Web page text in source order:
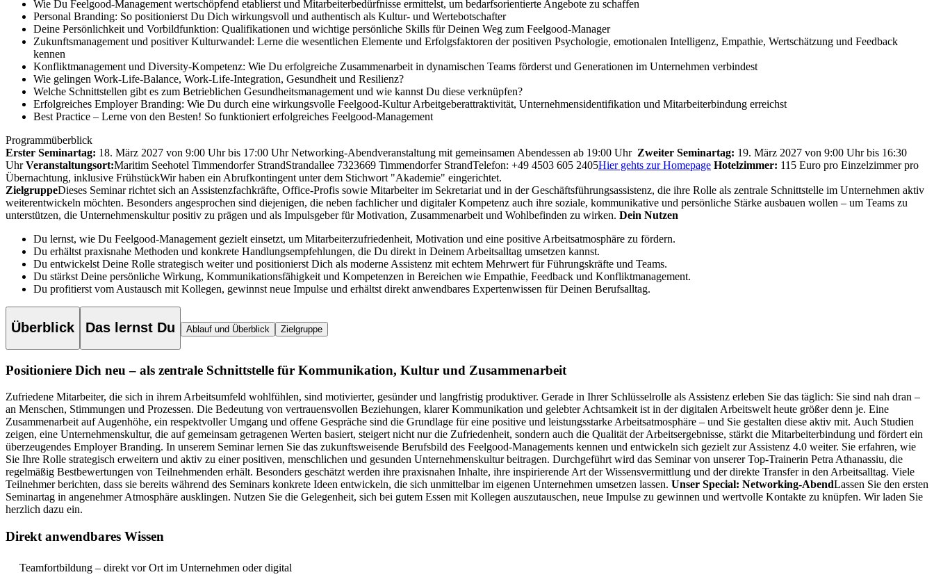
Wie Du Feelgood-Management wertschöpfend etablierst und Mitarbeiterbedürfnisse ermittelst, um bedarfsorientierte Angebote zu schaffen
Personal Branding: So positionierst Du Dich wirkungsvoll und authentisch als Kultur- und Wertebotschafter
Deine Persönlichkeit und Vorbildfunktion: Qualifikationen und wichtige persönliche Skills für Deinen Weg zum Feelgood-Manager
Zukunftsmanagement und positiver Kulturwandel: Lerne die wesentlichen Elemente und Erfolgsfaktoren der positiven Psychologie, emotionalen Intelligenz, Empathie, Wertschätzung und Feedback
kennen
Konfliktmanagement und Diversity-Kompetenz: Wie Du erfolgreiche Zusammenarbeit in dynamischen Teams förderst und Generationen im Unternehmen verbindest
Wie gelingen Work-Life-Balance, Work-Life-Integration, Gesundheit und Resilienz?
Welche Schnittstellen gibt es zum Betrieblichen Gesundheitsmanagement und wie kannst Du diese verknüpfen?
Erfolgreiches Employer Branding: Wie Du durch eine wirkungsvolle Feelgood-Kultur Arbeitgeberattraktivität, Unternehmensidentifikation und Mitarbeiterbindung erreichst
Best Practice – Lerne von den Besten! So funktioniert erfolgreiches Feelgood-Management
Programmüberblick
Erster Seminartag: 18. März 2027 von 9:00 Uhr bis 17:00 Uhr Networking-Abendveranstaltung mit gemeinsamen Abendessen ab 19:00 Uhr Zweiter Seminartag: 19. März 2027 von 9:00 Uhr bis 16:30
Uhr Veranstaltungsort:Maritim Seehotel Timmendorfer StrandStrandallee 7323669 Timmendorfer StrandTelefon: +49 4503 605 2405Hier gehts zur Homepage Hotelzimmer: 115 Euro pro Einzelzimmer pro
Übernachtung, inklusive FrühstückWir haben ein Abrufkontingent unter dem Stichwort "Akademie" eingerichtet.
ZielgruppeDieses Seminar richtet sich an Assistenzfachkräfte, Office-Profis sowie Mitarbeiter im Sekretariat und in der Geschäftsführungsassistenz, die ihre Rolle als zentrale Schnittstelle im Unternehmen aktiv
weiterentwickeln möchten. Besonders angesprochen sind diejenigen, die neben fachlicher und digitaler Kompetenz auch ihre soziale, kommunikative und persönliche Stärke ausbauen wollen – um Teams zu
unterstützen, die Unternehmenskultur positiv zu prägen und als Impulsgeber für Motivation, Zusammenarbeit und Wohlbefinden zu wirken. Dein Nutzen
Du lernst, wie Du Feelgood-Management gezielt einsetzt, um Mitarbeiterzufriedenheit, Motivation und eine positive Arbeitsatmosphäre zu fördern.
Du erhältst praxisnahe Methoden und konkrete Handlungsempfehlungen, die Du direkt in Deinem Arbeitsalltag umsetzen kannst.
Du entwickelst Deine Rolle strategisch weiter und positionierst Dich als moderne Assistenz mit echtem Mehrwert für Führungskräfte und Teams.
Du stärkst Deine persönliche Wirkung, Kommunikationsfähigkeit und Kompetenzen in Bereichen wie Empathie, Feedback und Konfliktmanagement.
Du profitierst vom Austausch mit Kollegen, gewinnst neue Impulse und erhältst direkt anwendbares Expertenwissen für Deinen Berufsalltag.
Überblick Das lernst Du Ablauf und Überblick Zielgruppe
Positioniere Dich neu – als zentrale Schnittstelle für Kommunikation, Kultur und Zusammenarbeit
Zufriedene Mitarbeiter, die sich in ihrem Arbeitsumfeld wohlfühlen, sind motivierter, gesünder und langfristig produktiver. Gerade in Ihrer Schlüsselrolle als Assistenz erleben Sie das täglich: Sie sind nah dran –
an Menschen, Stimmungen und Prozessen. Die Bedeutung von vertrauensvollen Beziehungen, klarer Kommunikation und gelebter Achtsamkeit ist in der digitalen Arbeitswelt heute größer denn je. Eine
Zusammenarbeit auf Augenhöhe, ein respektvoller Umgang und offene Gespräche sind die Grundlage für eine positive und leistungsstarke Arbeitsatmosphäre – und Sie gestalten diese aktiv mit. Auch Studien
zeigen, eine Unternehmenskultur, die auf gemeinsam getragenen Werten basiert, steigert nicht nur die Zufriedenheit, sondern auch die Qualität der Arbeitsergebnisse, stärkt die Mitarbeiterbindung und fördert ein
überzeugendes Employer Branding. In unserem Seminar lernen Sie das zukunftsweisende Berufsbild des Feelgood-Managements kennen und entwickeln sich gezielt zur Assistenz 4.0 weiter. Sie erfahren, wie
Sie Ihre Rolle strategisch erweitern und aktiv zu einer positiven, menschlichen und gesunden Unternehmenskultur beitragen. Durchgeführt wird das Seminar von unserer Top-Trainerin Petra Athanassiu, die
regelmäßig Bestbewertungen von Teilnehmenden erhält. Besonders geschätzt werden ihre praxisnahen Inhalte, ihre inspirierende Art der Wissensvermittlung und der direkte Transfer in den Arbeitsalltag. Viele
Teilnehmer berichten, dass sie bereits während des Seminars konkrete Ideen entwickeln, die sich unmittelbar im eigenen Unternehmen umsetzen lassen. Unser Special: Networking-AbendLassen Sie den ersten
Seminartag in angenehmer Atmosphäre ausklingen. Nutzen Sie die Gelegenheit, sich bei gutem Essen mit Kollegen auszutauschen, neue Impulse zu gewinnen und wertvolle Kontakte zu knüpfen. Wir laden Sie
herzlich dazu ein.
Direkt anwendbares Wissen
Teamfortbildung – direkt vor Ort im Unternehmen oder digital